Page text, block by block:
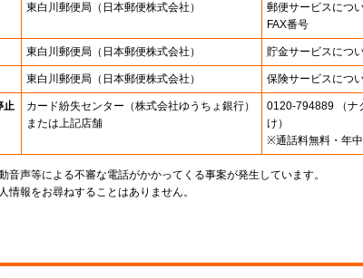
東白川郵便局 （日本郵便株式会社） 郵便サービスにつ
FAX番号
東白川郵便局 （日本郵便株式会社） 貯金サービスにつ
東白川郵便局 （日本郵便株式会社） 保険サービスにつ
止 カード紛失センター （株式会社ゆうちょ銀行）
または上記店舗
0120-794889 （ナ
け）
※通話料無料・年
音声等による不審な電話がかかってくる事案が発生しています。
情報をお尋ねすることはありません。